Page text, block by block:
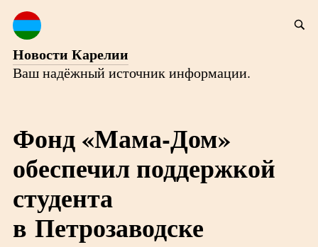
Новости Карелии
Ваш надёжный источник информации.
Фонд «Мама-Дом»
обеспечил поддержкой
студента
в Петрозаводске